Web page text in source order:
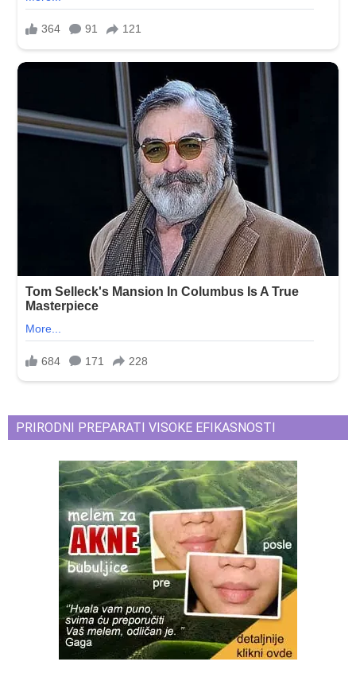
PRIRODNI PREPARATI VISOKE EFIKASNOSTI